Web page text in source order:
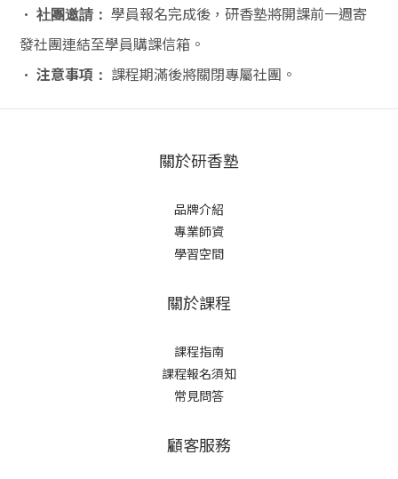
• 社團邀請： 學員報名完成後，研香塾將開課前一週寄
發社團連結至學員購課信箱。
• 注意事項 ： 課程期滿後將關閉專屬社團。
關於研香塾
品牌介紹
專業師資
學習空間
關於課程
課程指南
課程報名須知
常見問答
顧客服務